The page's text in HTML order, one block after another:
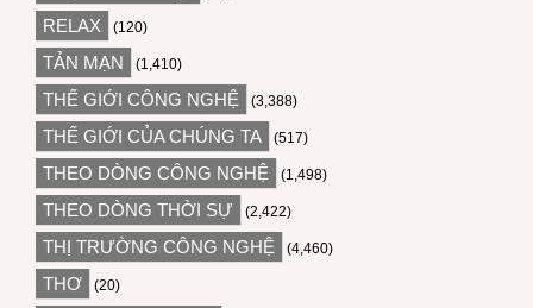
RELAX (120)
TẢN MẠN (1,410)
THẾ GIỚI CÔNG NGHỆ (3,388)
THẾ GIỚI CỦA CHÚNG TA (517)
THEO DÒNG CÔNG NGHỆ (1,498)
THEO DÒNG THỜI SỰ (2,422)
THỊ TRƯỜNG CÔNG NGHỆ (4,460)
THƠ (20)